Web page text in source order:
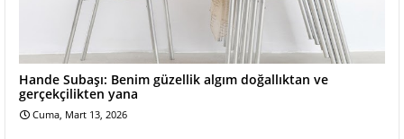
Hande Subaşı: Benim güzellik algım doğallıktan ve
gerçekçilikten yana
Cuma, Mart 13, 2026